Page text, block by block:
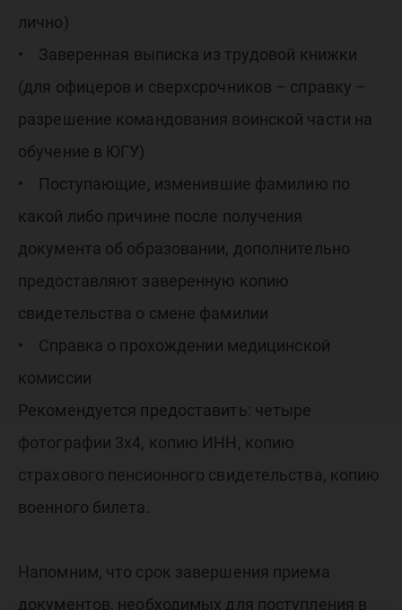
лично)
• Заверенная выписка из трудовой книжки
(для офицеров и сверхсрочников – справку –
разрешение командования воинской части на
обучение в ЮГУ)
• Поступающие, изменившие фамилию по
какой либо причине после получения
документа об образовании, дополнительно
предоставляют заверенную копию
свидетельства о смене фамилии
• Справка о прохождении медицинской
комиссии
Рекомендуется предоставить: четыре
фотографии 3x4, копию ИНН, копию
страхового пенсионного свидетельства, копию
военного билета.
Напомним, что срок завершения приема
документов, необходимых для поступления в